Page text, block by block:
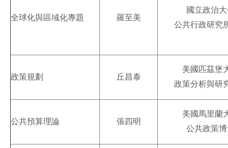
全球化與區域化專題 羅至美
國立政治
公共行政研究
政策規劃 丘昌泰
美國匹茲堡
政策分析與研
公共預算理論 張四明
美國馬里蘭
公共政策